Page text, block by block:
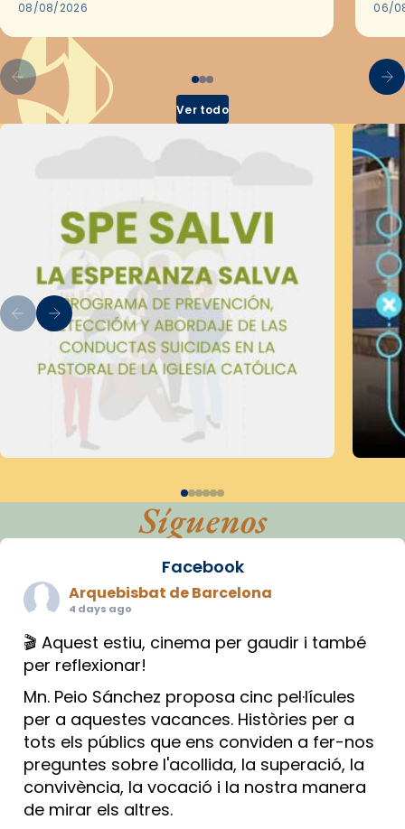
08/08/2026
en
06/
Ver todo
Síguenos
Facebook
Arquebisbat de Barcelona
4 days ago
🎬 Aquest estiu, cinema per gaudir i també
per reflexionar!
Mn. Peio Sánchez proposa cinc pel·lícules
per a aquestes vacances. Històries per a
tots els públics que ens conviden a fer-nos
preguntes sobre l'acollida, la superació, la
convivència, la vocació i la nostra manera
de mirar els altres.